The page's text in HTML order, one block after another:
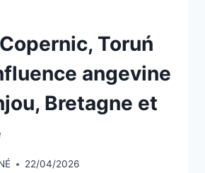
Toruń
angevine
Bretagne et
22/04/2026